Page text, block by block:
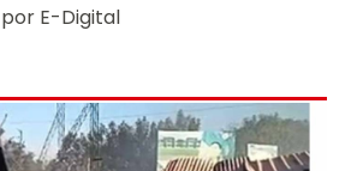
por E-Digital